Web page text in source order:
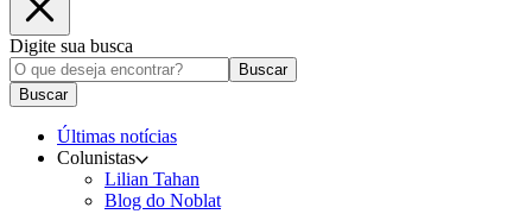
Digite sua busca
Buscar
Buscar
Últimas notícias
Colunistas
Lilian Tahan
Blog do Noblat